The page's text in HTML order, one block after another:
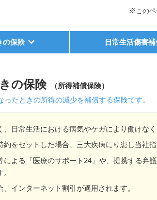
※このペ
の保険 日常生活傷害
の保険
（所得補償保険）
たときの所得の減少を補償する保険です。
、日常生活における病気やケガにより働けなく
約をセットした場合、三大疾病にり患し当社
による「医療のサポート24」や、提携する弁
、インターネット割引が適用されます。